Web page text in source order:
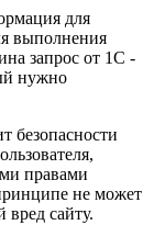
для
выполнения
запрос от 1С -
нужно
безопасности
правами
не может
сайту.